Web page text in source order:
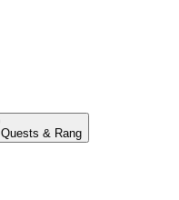
Quests & Rang